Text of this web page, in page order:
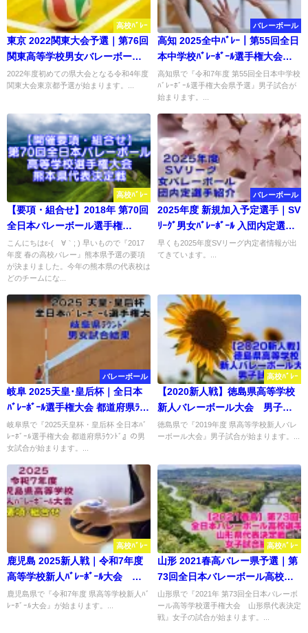
高校ﾊﾞﾚｰ
東京 2022関東大会予選｜第76回
関東高等学校男女バレーボール
大会県予選 要項・組合せ
2022年度初めての県大会となる令和4年度
関東大会東京都予選が始まります。...
バレーボール
高知 2025全中ﾊﾞﾚｰ｜第55回全日
本中学校ﾊﾞﾚｰﾎﾞｰﾙ選手権大会県
予選 男子結果
高知県で『令和7年度 第55回全日本中学校
ﾊﾞﾚｰﾎﾞｰﾙ選手権大会県予選』男子試合が
始まります。...
高校ﾊﾞﾚｰ
【要項・組合せ】2018年 第70回
全日本バレーボール選手権
（2017年度春高バレー） 熊本県
決定戦
こんにちはε-(´∀｀; ) 早いもので『2017
年度 春の高校バレー』熊本県予選の要項
が決まりました。今年の熊本県の代表校は
どのチームにな...
バレーボール
2025年度 新規加入予定選手｜SV
ﾘｰｸﾞ男女ﾊﾞﾚｰﾎﾞｰﾙ 入団内定選手
紹介
早くも2025年度SVリーグ内定者情報が出
てきています。...
バレーボール
岐阜 2025天皇･皇后杯｜全日本
ﾊﾞﾚｰﾎﾞｰﾙ選手権大会 都道府県ﾗｳﾝ
ﾄﾞ 試合結果
岐阜県で『2025天皇杯・皇后杯 全日本ﾊﾞ
ﾚｰﾎﾞｰﾙ選手権大会 都道府県ﾗｳﾝﾄﾞ』の男
女試合が始まります。...
高校ﾊﾞﾚｰ
【2020新人戦】徳島県高等学校
新人バレーボール大会 男子試
合結果
徳島県で『2019年度 県高等学校新人バレ
ーボール大会』男子試合が始まります。...
高校ﾊﾞﾚｰ
鹿児島 2025新人戦｜令和7年度
高等学校新人ﾊﾞﾚｰﾎﾞｰﾙ大会 要
項･組合せ
鹿児島県で『令和7年度 県高等学校新人ﾊﾞ
ﾚｰﾎﾞｰﾙ大会』が始まります。...
高校ﾊﾞﾚｰ
山形 2021春高バレー県予選｜第
73回全日本バレーボール高校選
手権大会 女子試合結果
山形県で『2021年 第73回全日本バレーボ
ール高等学校選手権大会 山形県代表決定
戦』女子の試合が始まります。...